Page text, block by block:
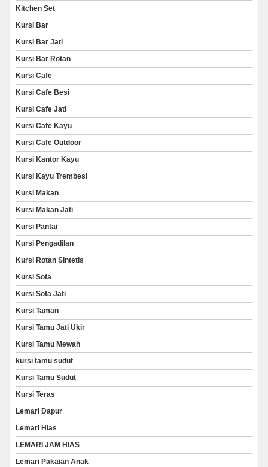
Kitchen Set
Kursi Bar
Kursi Bar Jati
Kursi Bar Rotan
Kursi Cafe
Kursi Cafe Besi
Kursi Cafe Jati
Kursi Cafe Kayu
Kursi Cafe Outdoor
Kursi Kantor Kayu
Kursi Kayu Trembesi
Kursi Makan
Kursi Makan Jati
Kursi Pantai
Kursi Pengadilan
Kursi Rotan Sintetis
Kursi Sofa
Kursi Sofa Jati
Kursi Taman
Kursi Tamu Jati Ukir
Kursi Tamu Mewah
kursi tamu sudut
Kursi Tamu Sudut
Kursi Teras
Lemari Dapur
Lemari Hias
LEMARI JAM HIAS
Lemari Pakaian Anak